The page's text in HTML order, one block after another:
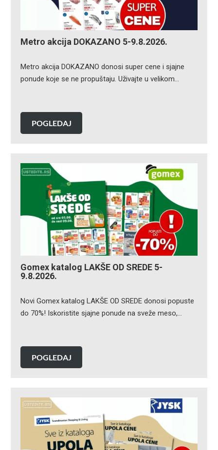
Metro akcija DOKAZANO 5-9.8.2026.
Metro akcija DOKAZANO donosi super cene i sjajne
ponude koje se ne propuštaju. Uživajte u velikom…
POGLEDAJ
Gomex katalog LAKŠE OD SREDE 5-
9.8.2026.
Novi Gomex katalog LAKŠE OD SREDE donosi popuste
do 70%! Iskoristite sjajne ponude na sveže meso,…
POGLEDAJ